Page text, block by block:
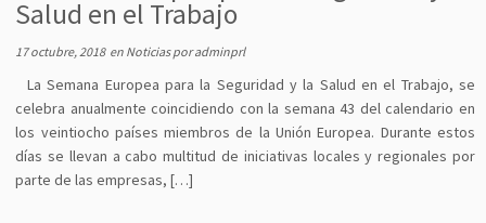
Salud en el Trabajo
17 octubre, 2018en Noticiasporadminprl
La Semana Europea para la Seguridad y la Salud en el Trabajo, se
celebra anualmente coincidiendo con la semana 43 del calendario en
los veintiocho países miembros de la Unión Europea. Durante estos
días se llevan a cabo multitud de iniciativas locales y regionales por
parte de las empresas, […]